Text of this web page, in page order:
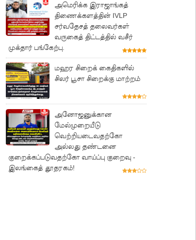
அமெரிக்க இராஜாங்கத்
திணைக்களத்தின் IVLP
சர்வதேசத் தலைவர்கள்
வருகைத் திட்டத்தில் வசீர்
முக்தார் பங்கேற்பு.
மஹர சிறைக் கைதிகளில்
சிலர் பூசா சிறைக்கு மாற்றம்
அனோஜனுக்கான
மேல்முறையீடு
வெற்றியடைவதற்கோ
அல்லது தண்டனை
குறைக்கப்படுவதற்கோ வாய்ப்பு குறைவு -
இலங்கைத் தூதரகம்!